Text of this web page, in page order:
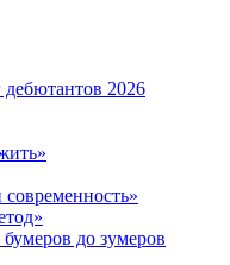
2026
до зумеров